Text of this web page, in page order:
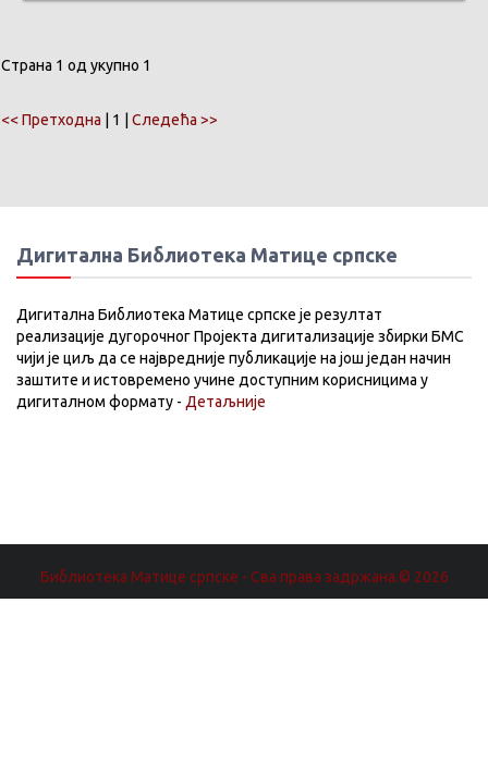
Страна 1 од укупно 1
<< Претходна | 1 | Следећа >>
Дигитална Библиотека Матице српске
Дигитална Библиотека Матице српске је резултат
реализације дугорочног Пројекта дигитализације збирки БМС
чији је циљ да се највредније публикације на још један начин
заштите и истовремено учине доступним корисницима у
дигиталном формату - Детаљније
Библиотека Матице српске - Сва права задржана.© 2026